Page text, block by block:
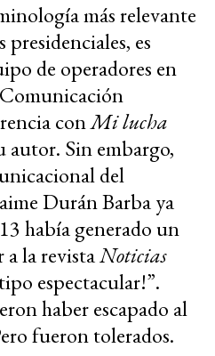
más relevante
es
de operadores en
conMi lucha
autor. Sin embargo,
del
Durán Barba ya
había generado un
a la revistaNoticias
espectacular!”.
haber escapado al
fueron tolerados.